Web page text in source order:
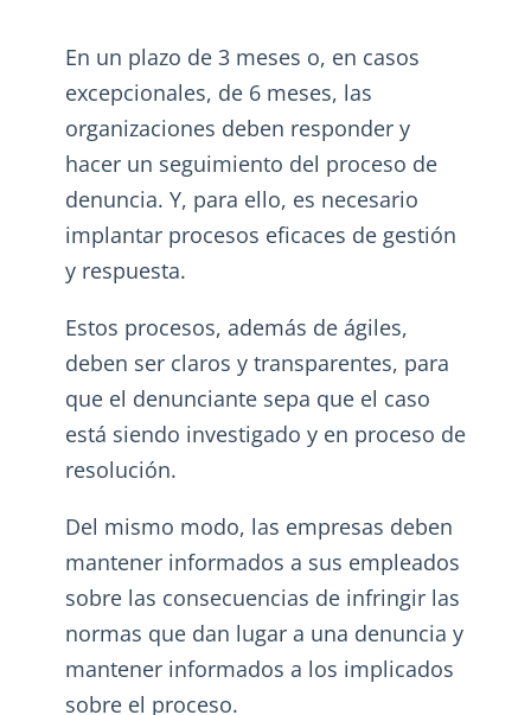
En un plazo de 3 meses o, en casos
excepcionales, de 6 meses, las
organizaciones deben responder y
hacer un seguimiento del proceso de
denuncia. Y, para ello, es necesario
implantar procesos eficaces de gestión
y respuesta.
Estos procesos, además de ágiles,
deben ser claros y transparentes, para
que el denunciante sepa que el caso
está siendo investigado y en proceso de
resolución.
Del mismo modo, las empresas deben
mantener informados a sus empleados
sobre las consecuencias de infringir las
normas que dan lugar a una denuncia y
mantener informados a los implicados
sobre el proceso.